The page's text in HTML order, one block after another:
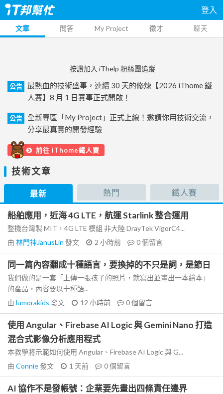
登入
文章 問答 My Project 徵才 聊天
按讚加入 iThelp 粉絲團追蹤
公告
最熱血的技術盛事，連續 30 天的修煉【2026 iThome 鐵
人賽】8 月 1 日賽事正式開啟！
公告
全新專區「My Project」正式上線！邀請你用技術交流，
分享最真實的開發經驗
前往 iThome鐵人賽
技術文章
最新 熱門 鐵人賽
船舶應用，近海 4G LTE，航運 Starlink 整合運用
整機台灣製 MIT，4G LTE 模組 非大陸 DrayTek VigorC4...
由 林門神JanusLin 發文 2 小時前 0個留言
同一篇內容翻成十種語言，要換掉的不只是詞，是節日
我們做的是一套「上傳一張孩子的照片，就寫出並畫出一本繪本」
的產品，內容要以十種語...
由 lumorakids 發文 12 小時前 0個留言
使用 Angular、Firebase AI Logic 與 Gemini Nano 打造
混合式影像分析應用程式
本教學將示範如何使用 Angular、Firebase AI Logic 與 G...
由 Connie發文 1 天前 0個留言
AI 協作不是發帳號：企業要先畫出四條責任邊界